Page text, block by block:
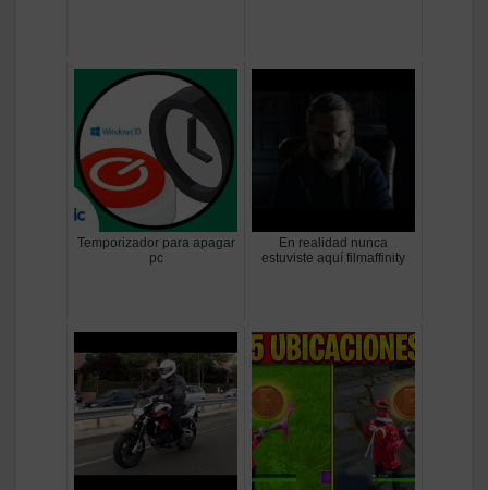
Temporizador para apagar
pc
En realidad nunca
estuviste aquí filmaffinity